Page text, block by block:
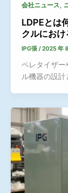
会社ニュース,
LDPEとは
クルにお
IPG張/2025 年
ペレタイザー
ル機器の設計